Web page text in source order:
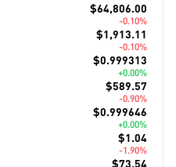
$64,806.00
-0.10%
$1,913.11
-0.10%
$0.999313
+0.00%
$589.57
-0.90%
$0.999646
+0.00%
$1.04
-1.90%
$73.54